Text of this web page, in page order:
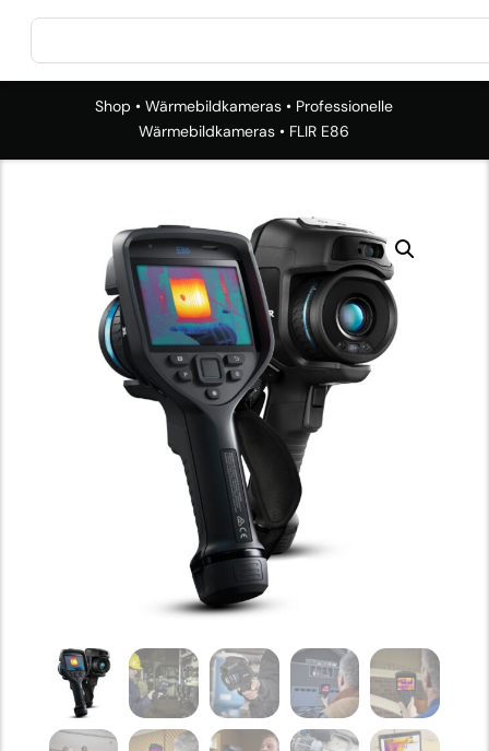
Shop •Wärmebildkameras • Professionelle
Wärmebildkameras • FLIR E86